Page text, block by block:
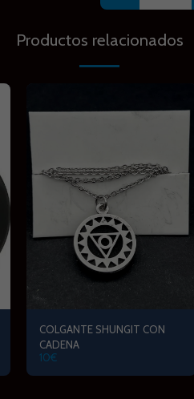
Productos relacionados
COLGANTE SHUNGIT CON
CADENA
10€